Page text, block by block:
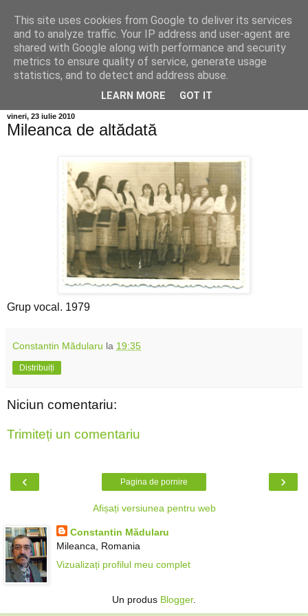
Info MILEANCA
BINE AȚI VENIT! *Jurnal online de informație și opinie;
Vineri 07 August, 2026
vineri, 23 iulie 2010
Mileanca de altădată
Grup vocal. 1979
Constantin Mădularu la 19:35
Distribuiți
Niciun comentariu:
Trimiteți un comentariu
‹ ›
Pagina de pornire
Afișați versiunea pentru web
Constantin Mădularu
Mileanca, Romania
Vizualizați profilul meu complet
Un produs Blogger.
This site uses cookies from Google to deliver its services
and to analyze traffic. Your IP address and user-agent are
shared with Google along with performance and security
metrics to ensure quality of service, generate usage
statistics, and to detect and address abuse.
LEARN MORE GOT IT